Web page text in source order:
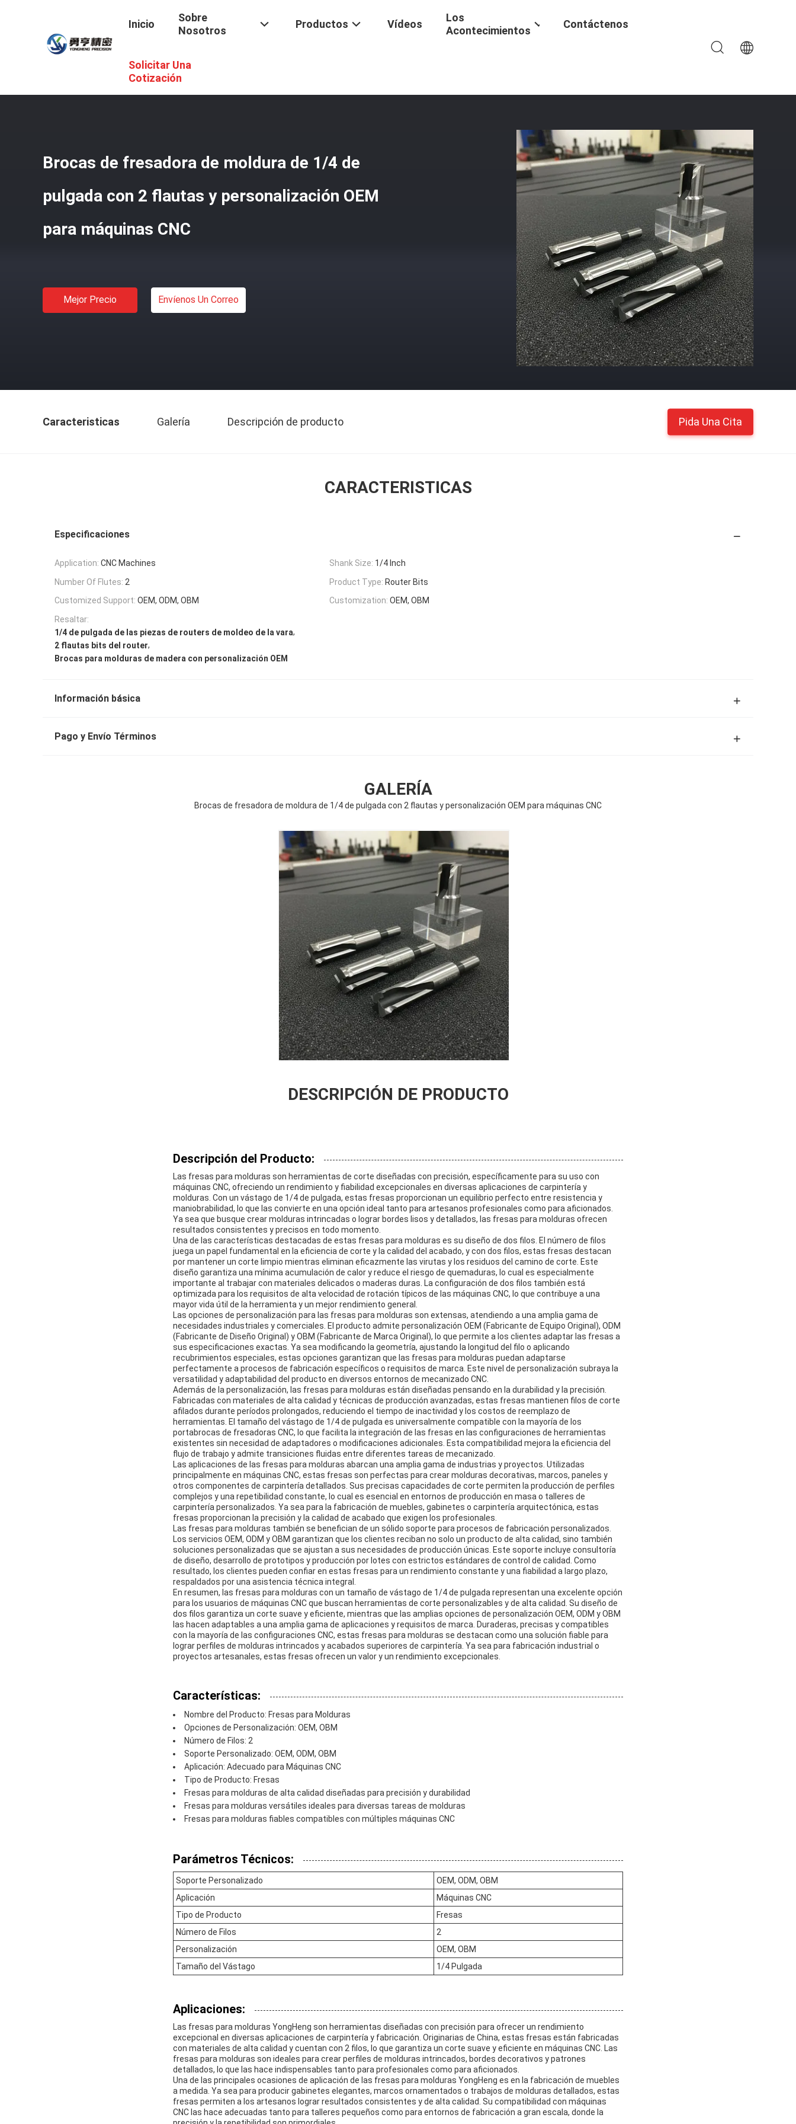
Inicio
Sobre
Nosotros
Productos Vídeos
Los
Acontecimientos
Contáctenos
Solicitar Una
Cotización
Modelado De Bits De Enrutador
Brocas de fresadora de moldura de 1/4 de
pulgada con 2 flautas y personalización OEM
para máquinas CNC
Mejor Precio Envíenos Un Correo
Caracteristicas Galería Descripción de producto Pida Una Cita
CARACTERISTICAS
Especificaciones
Application: CNC Machines Shank Size: 1/4 Inch
Number Of Flutes: 2 Product Type: Router Bits
Customized Support: OEM, ODM, OBM Customization: OEM, OBM
Resaltar:
1/4 de pulgada de las piezas de routers de moldeo de la vara,
2 flautas bits del router,
Brocas para molduras de madera con personalización OEM
Información básica
Pago y Envío Términos
GALERÍA
Brocas de fresadora de moldura de 1/4 de pulgada con 2 flautas y personalización OEM para máquinas CNC
DESCRIPCIÓN DE PRODUCTO
Descripción del Producto:
Las fresas para molduras son herramientas de corte diseñadas con precisión, específicamente para su uso con
máquinas CNC, ofreciendo un rendimiento y fiabilidad excepcionales en diversas aplicaciones de carpintería y
molduras. Con un vástago de 1/4 de pulgada, estas fresas proporcionan un equilibrio perfecto entre resistencia y
maniobrabilidad, lo que las convierte en una opción ideal tanto para artesanos profesionales como para aficionados.
Ya sea que busque crear molduras intrincadas o lograr bordes lisos y detallados, las fresas para molduras ofrecen
resultados consistentes y precisos en todo momento.
Una de las características destacadas de estas fresas para molduras es su diseño de dos filos. El número de filos
juega un papel fundamental en la eficiencia de corte y la calidad del acabado, y con dos filos, estas fresas destacan
por mantener un corte limpio mientras eliminan eficazmente las virutas y los residuos del camino de corte. Este
diseño garantiza una mínima acumulación de calor y reduce el riesgo de quemaduras, lo cual es especialmente
importante al trabajar con materiales delicados o maderas duras. La configuración de dos filos también está
optimizada para los requisitos de alta velocidad de rotación típicos de las máquinas CNC, lo que contribuye a una
mayor vida útil de la herramienta y un mejor rendimiento general.
Las opciones de personalización para las fresas para molduras son extensas, atendiendo a una amplia gama de
necesidades industriales y comerciales. El producto admite personalización OEM (Fabricante de Equipo Original), ODM
(Fabricante de Diseño Original) y OBM (Fabricante de Marca Original), lo que permite a los clientes adaptar las fresas a
sus especificaciones exactas. Ya sea modificando la geometría, ajustando la longitud del filo o aplicando
recubrimientos especiales, estas opciones garantizan que las fresas para molduras puedan adaptarse
perfectamente a procesos de fabricación específicos o requisitos de marca. Este nivel de personalización subraya la
versatilidad y adaptabilidad del producto en diversos entornos de mecanizado CNC.
Además de la personalización, las fresas para molduras están diseñadas pensando en la durabilidad y la precisión.
Fabricadas con materiales de alta calidad y técnicas de producción avanzadas, estas fresas mantienen filos de corte
afilados durante períodos prolongados, reduciendo el tiempo de inactividad y los costos de reemplazo de
herramientas. El tamaño del vástago de 1/4 de pulgada es universalmente compatible con la mayoría de los
portabrocas de fresadoras CNC, lo que facilita la integración de las fresas en las configuraciones de herramientas
existentes sin necesidad de adaptadores o modificaciones adicionales. Esta compatibilidad mejora la eficiencia del
flujo de trabajo y admite transiciones fluidas entre diferentes tareas de mecanizado.
Las aplicaciones de las fresas para molduras abarcan una amplia gama de industrias y proyectos. Utilizadas
principalmente en máquinas CNC, estas fresas son perfectas para crear molduras decorativas, marcos, paneles y
otros componentes de carpintería detallados. Sus precisas capacidades de corte permiten la producción de perfiles
complejos y una repetibilidad constante, lo cual es esencial en entornos de producción en masa o talleres de
carpintería personalizados. Ya sea para la fabricación de muebles, gabinetes o carpintería arquitectónica, estas
fresas proporcionan la precisión y la calidad de acabado que exigen los profesionales.
Las fresas para molduras también se benefician de un sólido soporte para procesos de fabricación personalizados.
Los servicios OEM, ODM y OBM garantizan que los clientes reciban no solo un producto de alta calidad, sino también
soluciones personalizadas que se ajustan a sus necesidades de producción únicas. Este soporte incluye consultoría
de diseño, desarrollo de prototipos y producción por lotes con estrictos estándares de control de calidad. Como
resultado, los clientes pueden confiar en estas fresas para un rendimiento constante y una fiabilidad a largo plazo,
respaldados por una asistencia técnica integral.
En resumen, las fresas para molduras con un tamaño de vástago de 1/4 de pulgada representan una excelente opción
para los usuarios de máquinas CNC que buscan herramientas de corte personalizables y de alta calidad. Su diseño de
dos filos garantiza un corte suave y eficiente, mientras que las amplias opciones de personalización OEM, ODM y OBM
las hacen adaptables a una amplia gama de aplicaciones y requisitos de marca. Duraderas, precisas y compatibles
con la mayoría de las configuraciones CNC, estas fresas para molduras se destacan como una solución fiable para
lograr perfiles de molduras intrincados y acabados superiores de carpintería. Ya sea para fabricación industrial o
proyectos artesanales, estas fresas ofrecen un valor y un rendimiento excepcionales.
Características:
Nombre del Producto: Fresas para Molduras
Opciones de Personalización: OEM, OBM
Número de Filos: 2
Soporte Personalizado: OEM, ODM, OBM
Aplicación: Adecuado para Máquinas CNC
Tipo de Producto: Fresas
Fresas para molduras de alta calidad diseñadas para precisión y durabilidad
Fresas para molduras versátiles ideales para diversas tareas de molduras
Fresas para molduras fiables compatibles con múltiples máquinas CNC
Parámetros Técnicos:
Soporte Personalizado
OEM, ODM, OBM
Aplicación
Máquinas CNC
Tipo de Producto
Fresas
Número de Filos
2
Personalización
OEM, OBM
Tamaño del Vástago
1/4 Pulgada
Aplicaciones:
Las fresas para molduras YongHeng son herramientas diseñadas con precisión para ofrecer un rendimiento
excepcional en diversas aplicaciones de carpintería y fabricación. Originarias de China, estas fresas están fabricadas
con materiales de alta calidad y cuentan con 2 filos, lo que garantiza un corte suave y eficiente en máquinas CNC. Las
fresas para molduras son ideales para crear perfiles de molduras intrincados, bordes decorativos y patrones
detallados, lo que las hace indispensables tanto para profesionales como para aficionados.
Una de las principales ocasiones de aplicación de las fresas para molduras YongHeng es en la fabricación de muebles
a medida. Ya sea para producir gabinetes elegantes, marcos ornamentados o trabajos de molduras detallados, estas
fresas permiten a los artesanos lograr resultados consistentes y de alta calidad. Su compatibilidad con máquinas
CNC las hace adecuadas tanto para talleres pequeños como para entornos de fabricación a gran escala, donde la